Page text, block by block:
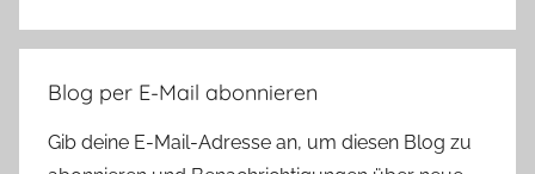
Blog per E-Mail abonnieren
Gib deine E-Mail-Adresse an, um diesen Blog zu